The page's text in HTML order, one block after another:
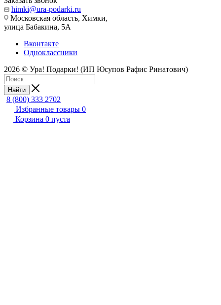
himki@ura-podarki.ru
Московская область, Химки,
улица Бабакина, 5А
Вконтакте
Одноклассники
2026 © Ура! Подарки! (ИП Юсупов Рафис Ринатович)
Найти
8 (800) 333 2702
Избранные товары 0
Корзина 0 пуста